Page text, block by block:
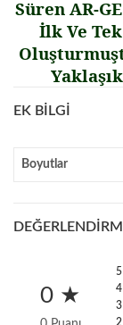
Süren AR-
İlk Ve
Oluşturmuş
Yaklaş
EK BILGI
Boyutlar
0 ★